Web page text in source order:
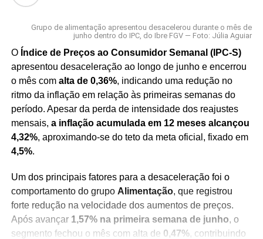
Grupo de alimentação apresentou desacelerou durante o mês de
junho dentro do IPC, do Ibre FGV — Foto: Júlia Aguiar
O Índice de Preços ao Consumidor Semanal (IPC-S)
apresentou desaceleração ao longo de junho e encerrou
o mês com alta de 0,36%, indicando uma redução no
ritmo da inflação em relação às primeiras semanas do
período. Apesar da perda de intensidade dos reajustes
mensais, a inflação acumulada em 12 meses alcançou
4,32%, aproximando-se do teto da meta oficial, fixado em
4,5%.
Um dos principais fatores para a desaceleração foi o
comportamento do grupo Alimentação, que registrou
forte redução na velocidade dos aumentos de preços.
Após avançar 1,57% na primeira semana de junho, o
segmento fechou o mês com alta de 0,47%, contribuindo